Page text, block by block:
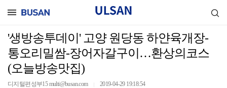
'생방송투데이' 고양 원당동 하얀육개장-
통오리밀쌈-장어자갈구이…환상의코스
(오늘방송맛집)
디지털편성부15 multi@busan.com 2019-04-29 19:18:54